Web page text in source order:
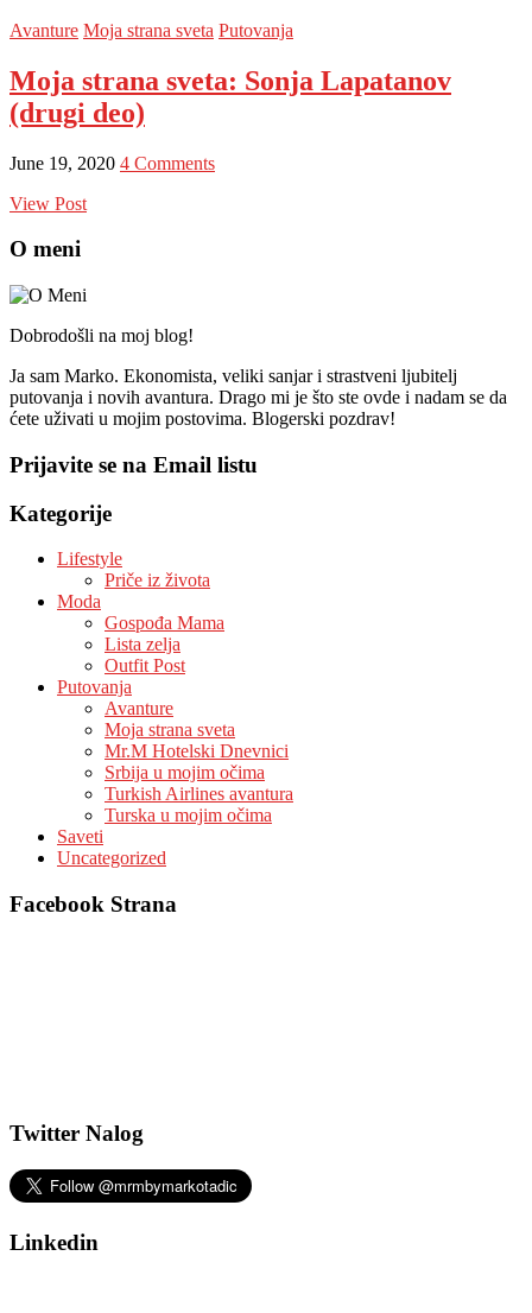
Avanture Moja strana sveta Putovanja
Moja strana sveta: Sonja Lapatanov
(drugi deo)
June 19, 2020 4 Comments
View Post
O meni
Dobrodošli na moj blog!
Ja sam Marko. Ekonomista, veliki sanjar i strastveni ljubitelj
putovanja i novih avantura. Drago mi je što ste ovde i nadam se da
ćete uživati u mojim postovima. Blogerski pozdrav!
Prijavite se na Email listu
Kategorije
Lifestyle
Priče iz života
Moda
Gospođa Mama
Lista zelja
Outfit Post
Putovanja
Avanture
Moja strana sveta
Mr.M Hotelski Dnevnici
Srbija u mojim očima
Turkish Airlines avantura
Turska u mojim očima
Saveti
Uncategorized
Facebook Strana
Twitter Nalog
Linkedin